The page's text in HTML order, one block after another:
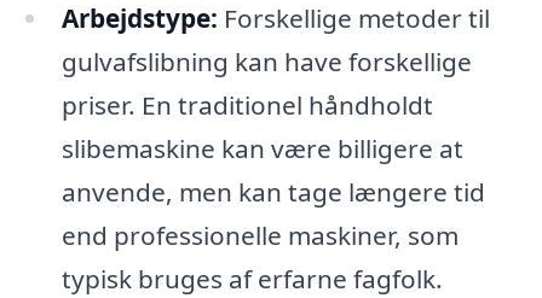
Arbejdstype: Forskellige metoder til
gulvafslibning kan have forskellige
priser. En traditionel håndholdt
slibemaskine kan være billigere at
anvende, men kan tage længere tid
end professionelle maskiner, som
typisk bruges af erfarne fagfolk.